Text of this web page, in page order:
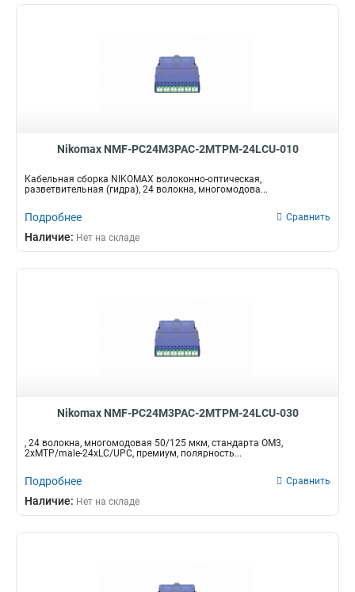
Nikomax NMF-PC24M3PAC-2MTPM-24LCU-010
Кабельная сборка NIKOMAX волоконно-оптическая,
разветвительная (гидра), 24 волокна, многомодова...
Подробнее Сравнить
Наличие: Нет на складе
Nikomax NMF-PC24M3PAC-2MTPM-24LCU-030
, 24 волокна, многомодовая 50/125 мкм, стандарта OM3,
2xMTP/male-24xLC/UPC, премиум, полярность...
Подробнее Сравнить
Наличие: Нет на складе